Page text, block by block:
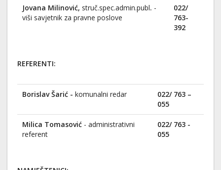
Jovana Milinović, struč.spec.admin.publ. -
viši savjetnik za pravne poslove
022/
763-
392
REFERENTI:
Borislav Šarić - komunalni redar
022/ 763 –
055
Milica Tomasović - administrativni
referent
022/ 763 -
055